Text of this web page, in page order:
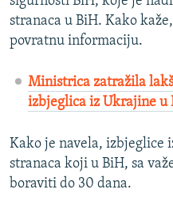
stranaca u BiH. Kako
povratnu informaciju.
Ministrica zatražila
izbjeglica iz Ukrajine u
Kako je navela, izbjeglice
stranaca koji u BiH, sa
boraviti do 30 dana.